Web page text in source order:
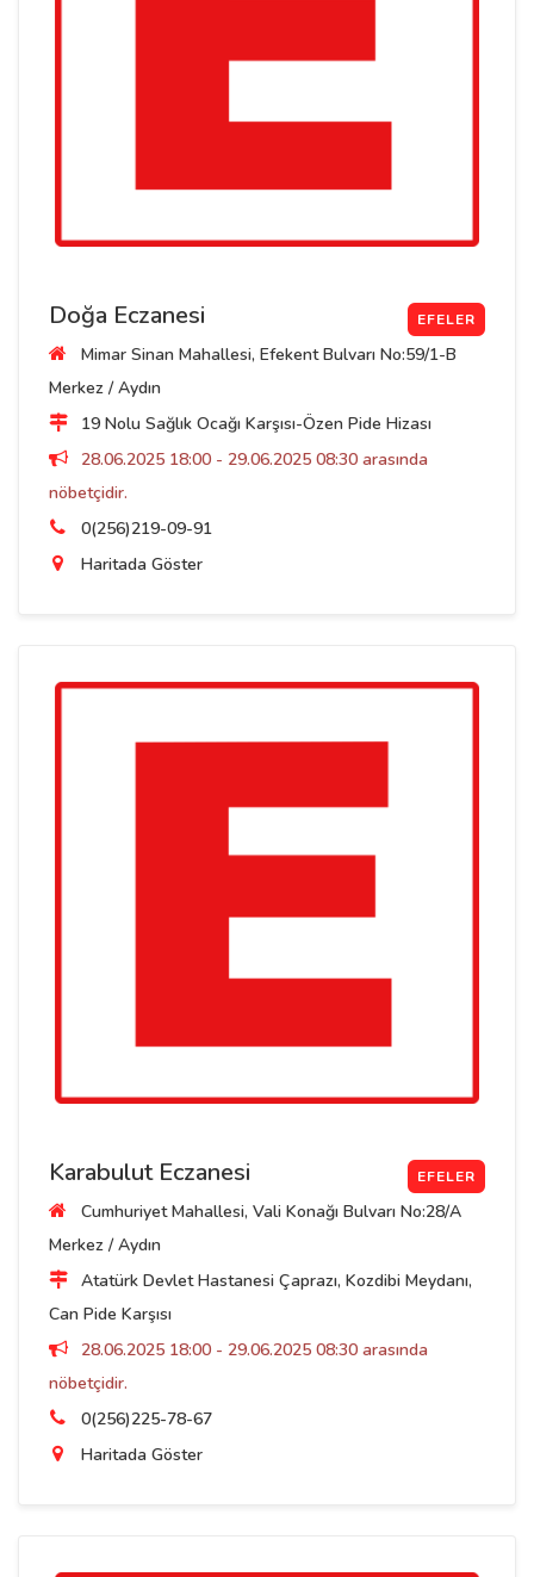
Doğa Eczanesi EFELER
Mimar Sinan Mahallesi, Efekent Bulvarı No:59/1-B
Merkez / Aydın
19 Nolu Sağlık Ocağı Karşısı-Özen Pide Hizası
28.06.2025 18:00 - 29.06.2025 08:30 arasında
nöbetçidir.
0(256)219-09-91
Haritada Göster
Karabulut Eczanesi EFELER
Cumhuriyet Mahallesi, Vali Konağı Bulvarı No:28/A
Merkez / Aydın
Atatürk Devlet Hastanesi Çaprazı, Kozdibi Meydanı,
Can Pide Karşısı
28.06.2025 18:00 - 29.06.2025 08:30 arasında
nöbetçidir.
0(256)225-78-67
Haritada Göster